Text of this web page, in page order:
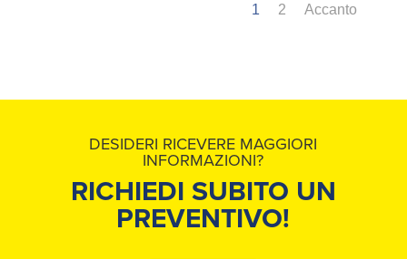
1 2 Accanto
DESIDERI RICEVERE MAGGIORI
INFORMAZIONI?
RICHIEDI SUBITO UN
PREVENTIVO!